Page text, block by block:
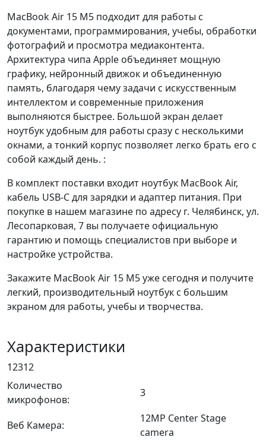
MacBook Air 15 M5 подходит для работы с
документами, программирования, учебы, обработки
фотографий и просмотра медиаконтента.
Архитектура чипа Apple объединяет мощную
графику, нейронный движок и объединенную
память, благодаря чему задачи с искусственным
интеллектом и современные приложения
выполняются быстрее. Большой экран делает
ноутбук удобным для работы сразу с несколькими
окнами, а тонкий корпус позволяет легко брать его с
собой каждый день. :
В комплект поставки входит ноутбук MacBook Air,
кабель USB-C для зарядки и адаптер питания. При
покупке в нашем магазине по адресу г. Челябинск, ул.
Лесопарковая, 7 вы получаете официальную
гарантию и помощь специалистов при выборе и
настройке устройства.
Закажите MacBook Air 15 M5 уже сегодня и получите
легкий, производительный ноутбук с большим
экраном для работы, учебы и творчества.
Характеристики
12312
Количество
микрофонов:
3
Веб Камера:
12MP Center Stage
camera